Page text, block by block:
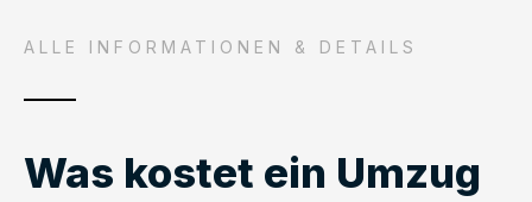
ALLE INFORMATIONEN & DETAILS
Was kostet ein Umzug